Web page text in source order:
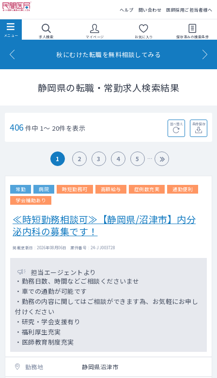
ヘルプ 問い合わせ 医師採用ご担当者様へ
求人検索 マイページ お気に入り 保存済みの検索条件
秋にむけた転職を無料相談してみる
静岡県の転職・常勤求人検索結果
406 件中 1～ 20件を表示 並べ替え 条件保存
1 2 3 4 5
常勤 病院 時短勤務可 高額給与 症例数充実
通勤便利
学会補助あり
≪時短勤務相談可≫【静岡県/沼津市】内分
泌内科の募集です！
掲載更新日 : 2026年08月06日 案件番号 : 24-JJ003728
担当エージェントより
・勤務日数、時間などご相談くださいませ
・車での通勤が可能です
・勤務の内容に関してはご相談ができます為、お気軽にお申し
付けください
・研究・学会支援有り
・福利厚生充実
・医師教育制度充実
勤務地 静岡県沼津市